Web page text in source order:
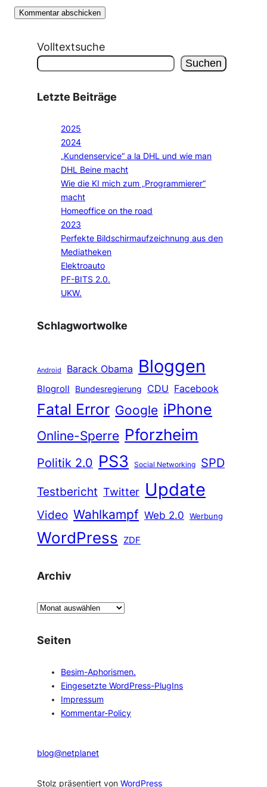
Volltextsuche
Suchen
Letzte Beiträge
2025
2024
„Kundenservice“ a la DHL und wie man
DHL Beine macht
Wie die KI mich zum „Programmierer“
macht
Homeoffice on the road
2023
Perfekte Bildschirmaufzeichnung aus den
Mediatheken
Elektroauto
PF-BITS 2.0.
UKW.
Schlagwortwolke
Android Barack Obama Bloggen
Blogroll Bundesregierung CDU Facebook
Fatal Error Google iPhone
Online-Sperre Pforzheim
Politik 2.0 PS3 Social Networking
SPD
Testbericht Twitter Update
Video Wahlkampf Web 2.0 Werbung
WordPress ZDF
Archiv
A
c
Seiten
Besim-Aphorismen.
Eingesetzte WordPress-PlugIns
Impressum
Kommentar-Policy
blog@netplanet
Stolz präsentiert vonWordPress